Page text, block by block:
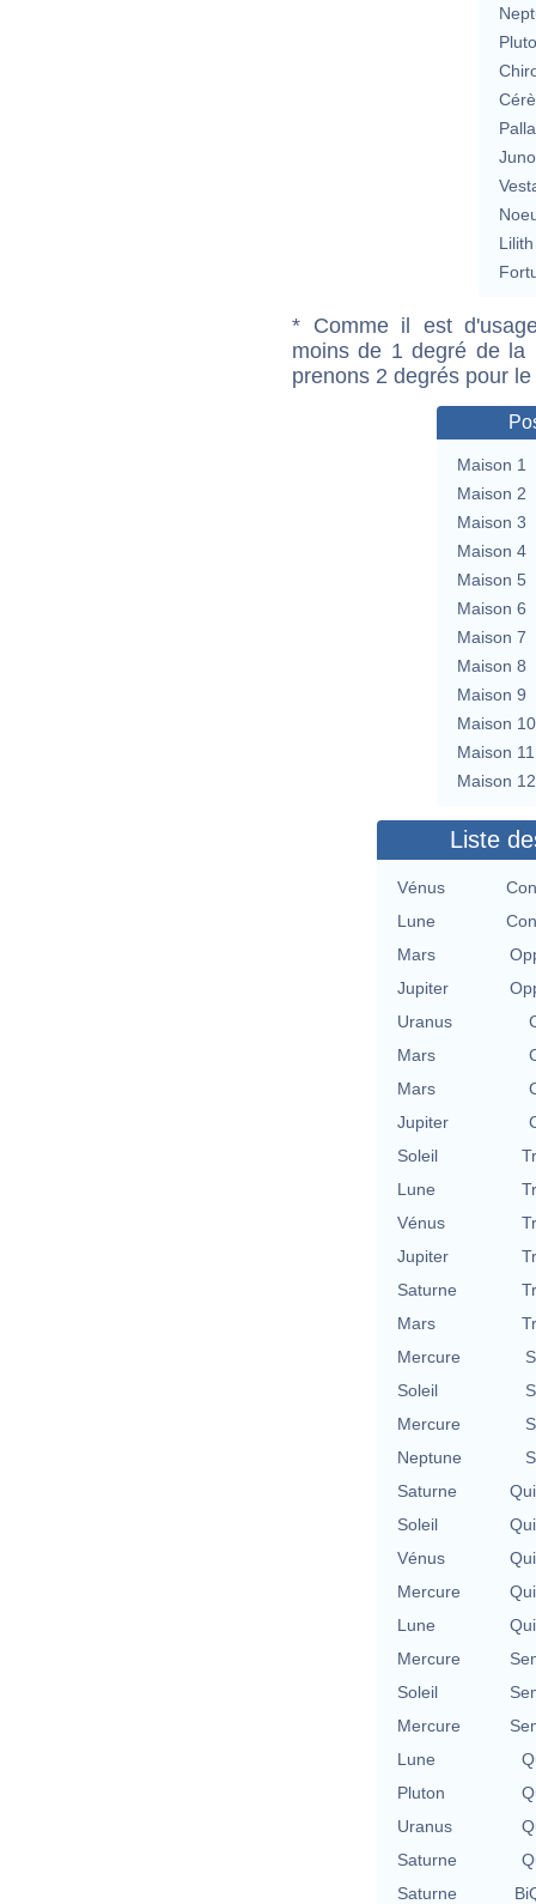
Lilith
* Comme il est
moins de 1 degré de la
prenons 2 degrés pour
Maison 1
Maison 2
Maison 3
Maison 4
Maison 5
Maison 6
Maison 7
Maison 8
Maison 9
Maison 10
Maison 11
Maison 12
Liste
Vénus
Lune
Mars
Jupiter
Uranus
Mars
Mars
Jupiter
Soleil
Lune
Vénus
Jupiter
Saturne
Mars
Mercure
Soleil
Mercure
Neptune
Saturne
Soleil
Vénus
Mercure
Lune
Mercure
Soleil
Mercure
Lune
Pluton
Uranus
Saturne
Saturne